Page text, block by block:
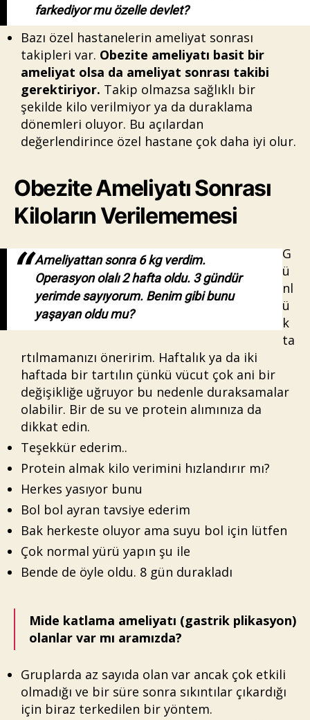
farkediyor mu özelle devlet?
Bazı özel hastanelerin ameliyat sonrası
takipleri var. Obezite ameliyatı basit bir
ameliyat olsa da ameliyat sonrası takibi
gerektiriyor. Takip olmazsa sağlıklı bir
şekilde kilo verilmiyor ya da duraklama
dönemleri oluyor. Bu açılardan
değerlendirince özel hastane çok daha iyi olur.
Obezite Ameliyatı Sonrası
Kiloların Verilememesi
Ameliyattan sonra 6 kg verdim.
Operasyon olalı 2 hafta oldu. 3 gündür
yerimde sayıyorum. Benim gibi bunu
yaşayan oldu mu?
G
ü
nl
ü
k
ta
rtılmamanızı öneririm. Haftalık ya da iki
haftada bir tartılın çünkü vücut çok ani bir
değişikliğe uğruyor bu nedenle duraksamalar
olabilir. Bir de su ve protein alımınıza da
dikkat edin.
Teşekkür ederim..
Protein almak kilo verimini hızlandırır mı?
Herkes yasıyor bunu
Bol bol ayran tavsiye ederim
Bak herkeste oluyor ama suyu bol için lütfen
Çok normal yürü yapın şu ile
Bende de öyle oldu. 8 gün durakladı
Mide katlama ameliyatı (gastrik plikasyon)
olanlar var mı aramızda?
Gruplarda az sayıda olan var ancak çok etkili
olmadığı ve bir süre sonra sıkıntılar çıkardığı
için biraz terkedilen bir yöntem.